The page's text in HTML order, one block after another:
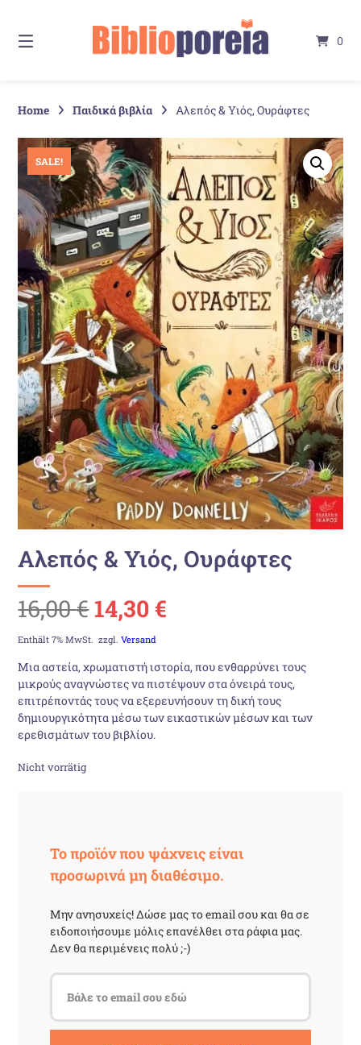
Inhalt
0
Home Παιδικά βιβλία Αλεπός & Υιός, Ουράφτες
SALE!
Αλεπός & Υιός, Ουράφτες
16,00€ Ursprünglicher
Preis
war:
16,00 €
14,30€
ist:
14,30 €.
Enthält 7% MwSt. zzgl.Versand
Μια αστεία, χρωματιστή ιστορία, που ενθαρρύνει τους
μικρούς αναγνώστες να πιστέψουν στα όνειρά τους,
επιτρέποντάς τους να εξερευνήσουν τη δική τους
δημιουργικότητα μέσω των εικαστικών μέσων και των
ερεθισμάτων του βιβλίου.
Nicht vorrätig
Το προϊόν που ψάχνεις είναι
προσωρινά μη διαθέσιμο.
Μην ανησυχείς! Δώσε μας το email σου και θα σε
ειδοποιήσουμε μόλις επανέλθει στα ράφια μας.
Δεν θα περιμένεις πολύ ;-)